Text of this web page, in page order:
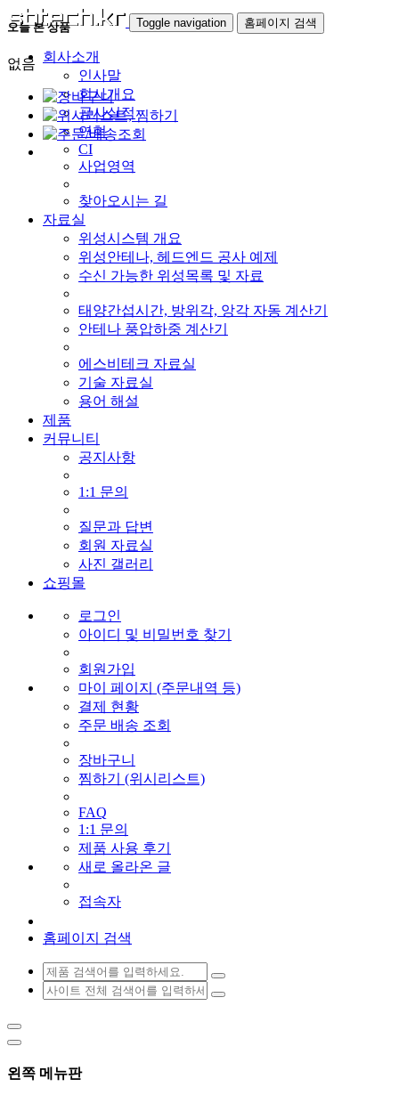
Toggle navigation 홈페이지 검색
회사소개
인사말
회사개요
공사실적
연혁
CI
사업영역
찾아오시는 길
자료실
위성시스템 개요
위성안테나, 헤드엔드 공사 예제
수신 가능한 위성목록 및 자료
태양간섭시간, 방위각, 앙각 자동 계산기
안테나 풍압하중 계산기
에스비테크 자료실
기술 자료실
용어 해설
제품
커뮤니티
공지사항
1:1 문의
질문과 답변
회원 자료실
사진 갤러리
쇼핑몰
로그인
아이디 및 비밀번호 찾기
회원가입
마이 페이지 (주문내역 등)
결제 현황
주문 배송 조회
장바구니
찜하기 (위시리스트)
FAQ
1:1 문의
제품 사용 후기
새로 올라온 글
접속자
홈페이지 검색
왼쪽 메뉴판
오늘 본 상품
없음